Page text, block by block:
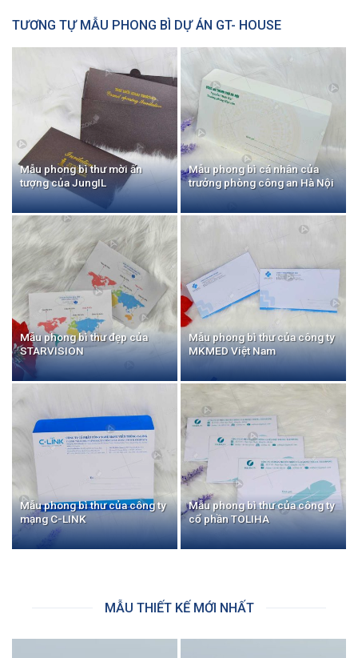
TƯƠNG TỰ MẪU PHONG BÌ DỰ ÁN GT- HOUSE
Mẫu phong bì thư mời ấn
tượng của JungIL
Mẫu phong bì cá nhân của
trưởng phòng công an Hà Nội
Mẫu phong bì thư đẹp của
STARVISION
Mẫu phong bì thư của công ty
MKMED Việt Nam
Mẫu phong bì thư của công ty
mạng C-LINK
Mẫu phong bì thư của công ty
cổ phần TOLIHA
MẪU THIẾT KẾ MỚI NHẤT